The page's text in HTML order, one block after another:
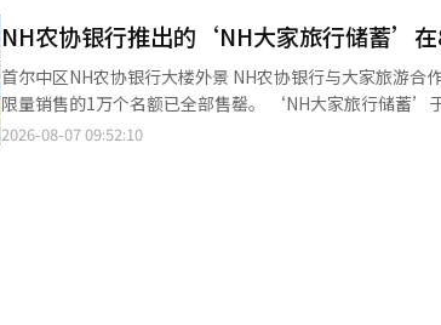
得主承包商地位，此次在莫桑比克项目中也与全球EPC强
对国内建筑公司从分包水平突破到能够主导项目能力的认
顺利进行，并通过EPC主合同转变巩固公司的中长期增
年的新签订单指导从原来的18万亿韩元上调至27万亿韩
几内亚CPF LNG、尼日利亚印多拉马、莫桑比克罗布马
务领域拓展业务，包括移动身份证、数字地方货币和数字
6395亿韩元的历史最高销售额。在2025年度公共机构经营评估中也获得了A等级
动身份证等数字身份业务，并加强地方爱商品券和温暖商
术型硬币和货币周边产品等文化业务，并提高面浆和安全墨水等高附
2031年成立80周年之际，设定“销售额1万亿韩元”和“全球首家数字造
NH农协银行推出的‘NH大家旅行储蓄’
首尔中区NH农协银行大楼外景 NH农协银行与大家旅游合作推出的旅行专属产品‘NH大家旅行储蓄’在发布8天内，
限量销售的1万个名额已全部售罄。 ‘NH大家旅行储蓄’于上月31日发布，是一款3个月期的自由存款产品，提供最
高年利率7.3%。所有加入的客户将获得3万的大家旅游里程
2026-08-07 09:52:10